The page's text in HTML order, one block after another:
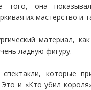
того, она
их мастерство и
материал,
ладную фигуру.
которые
и «Кто убил